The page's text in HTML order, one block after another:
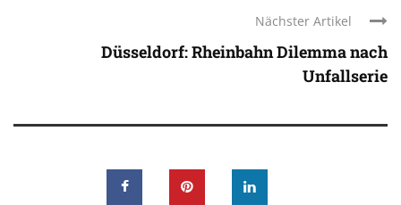
Nächster Artikel
Düsseldorf: Rheinbahn Dilemma nach
Unfallserie